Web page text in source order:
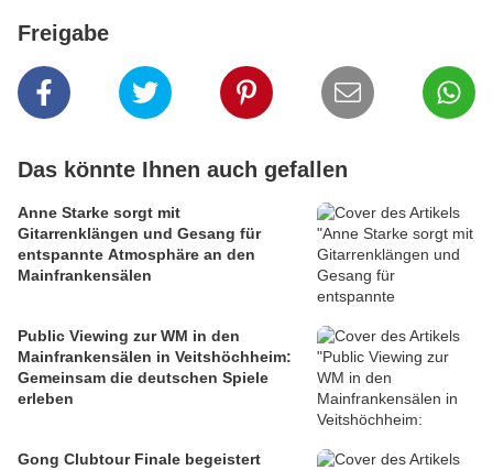
Freigabe
Das könnte Ihnen auch gefallen
Anne Starke sorgt mit
Gitarrenklängen und Gesang für
entspannte Atmosphäre an den
Mainfrankensälen
Public Viewing zur WM in den
Mainfrankensälen in Veitshöchheim:
Gemeinsam die deutschen Spiele
erleben
Gong Clubtour Finale begeistert